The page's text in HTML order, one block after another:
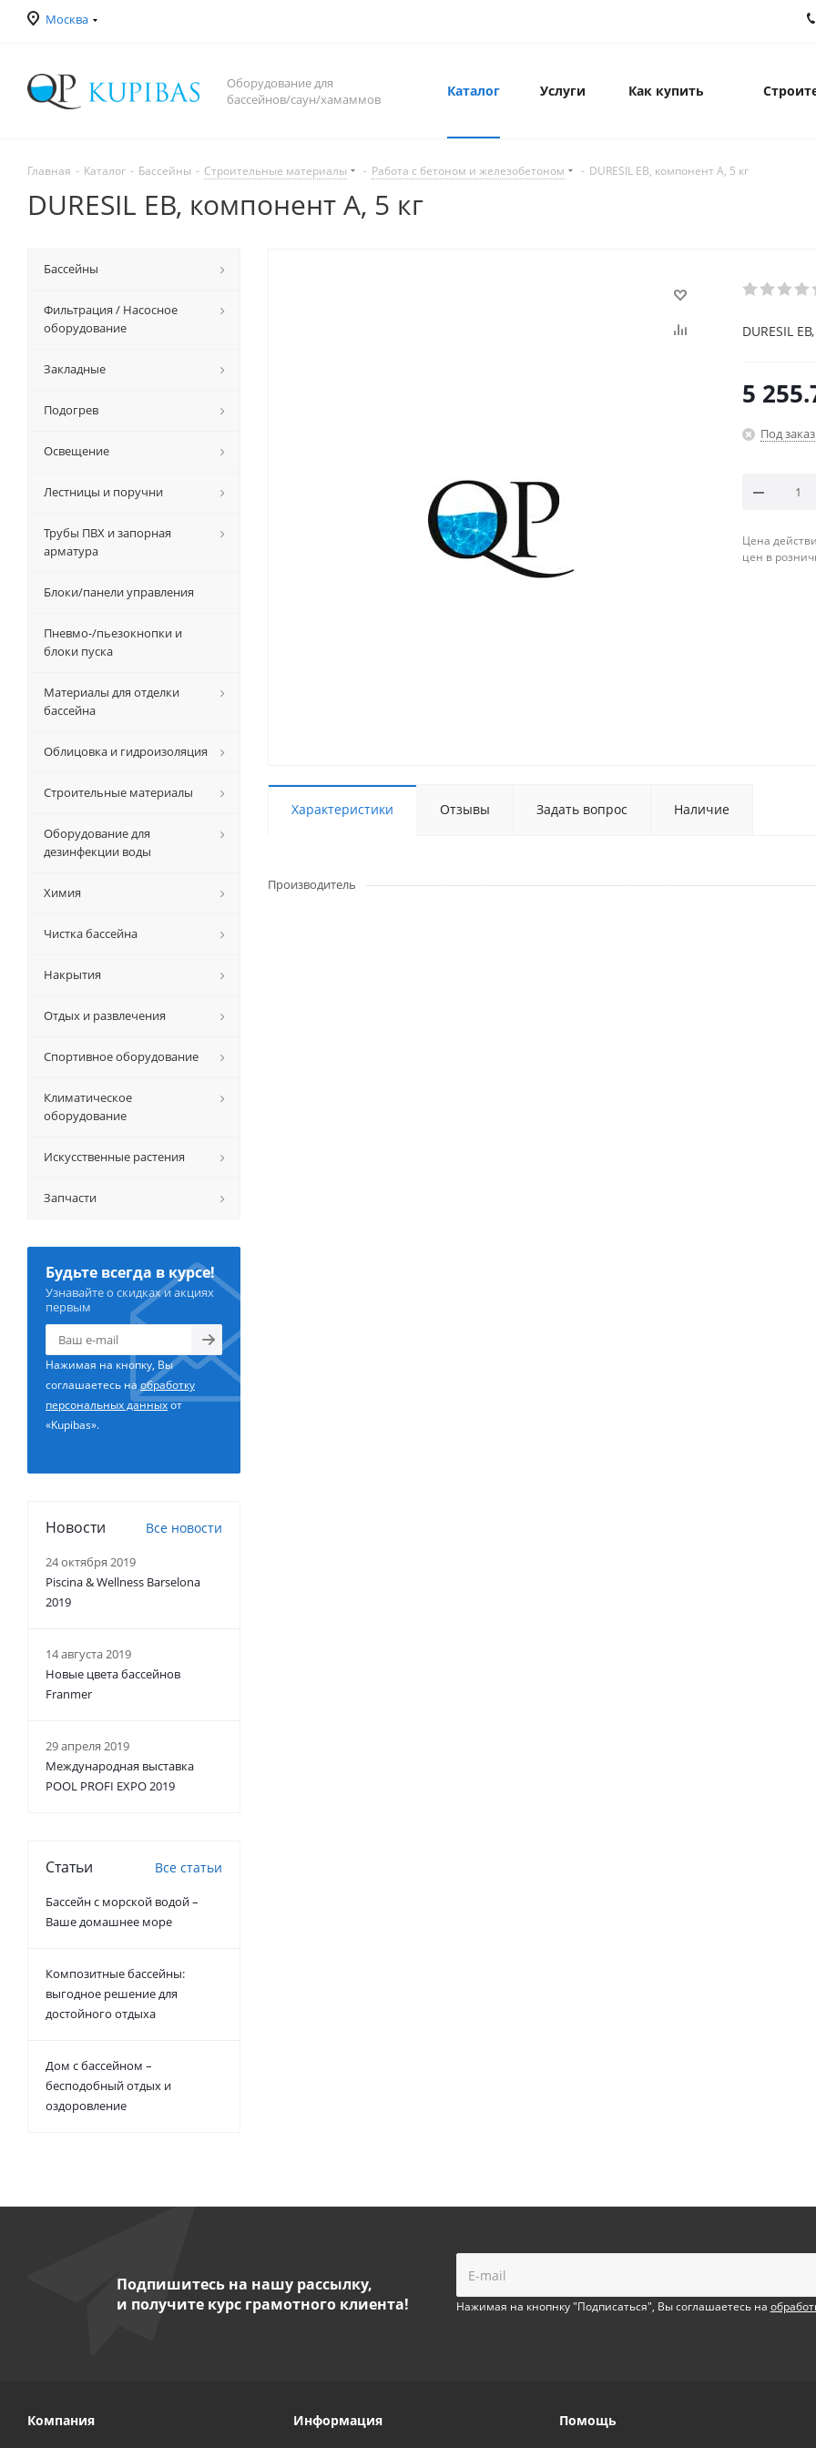
Москва
Оборудование для
бассейнов/саун/хамаммов
Каталог Услуги Как купить
Главная - Каталог - Бассейны - Строительные материалы - Работа с бетоном и железобетоном - DURESIL EB, компонент А, 5 кг
DURESIL EB, компонент А, 5 кг
DURESIL
5
Под заказ
Цена
цен в
Характеристики Отзывы Задать вопрос Наличие
Производитель
Бассейны
Фильтрация / Насосное
оборудование
Закладные
Подогрев
Освещение
Лестницы и поручни
Трубы ПВХ и запорная
арматура
Блоки/панели управления
Пневмо-/пьезокнопки и
блоки пуска
Материалы для отделки
бассейна
Облицовка и гидроизоляция
Строительные материалы
Оборудование для
дезинфекции воды
Химия
Чистка бассейна
Накрытия
Отдых и развлечения
Спортивное оборудование
Климатическое
оборудование
Искусственные растения
Запчасти
Будьте всегда в курсе!
Узнавайте о скидках и акциях
первым
Нажимая на кнопку, Вы
соглашаетесь наобработку
персональных данныхот
«Kupibas».
Новости Все новости
24 октября 2019
Piscina & Wellness Barselona
2019
14 августа 2019
Новые цвета бассейнов
Franmer
29 апреля 2019
Международная выставка
POOL PROFI EXPO 2019
Статьи Все статьи
Бассейн с морской водой –
Ваше домашнее море
Композитные бассейны:
выгодное решение для
достойного отдыха
Дом с бассейном –
бесподобный отдых и
оздоровление
Подпишитесь на нашу рассылку,
и получите курс грамотного клиента!
Нажимая на кнопнку "Подписаться", Вы соглашаетесь на
Компания Информация Помощь